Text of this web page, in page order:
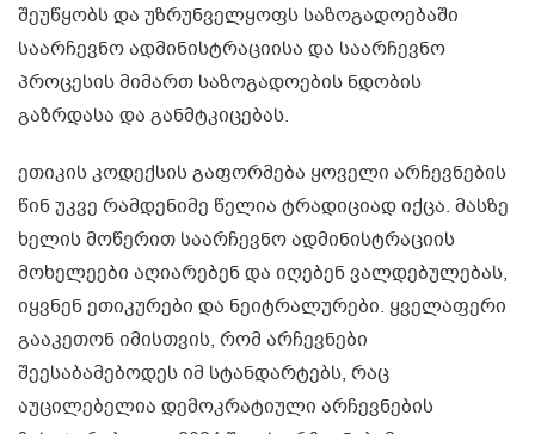
შეუწყობს და უზრუნველყოფს საზოგადოებაში
საარჩევნო ადმინისტრაციისა და საარჩევნო
პროცესის მიმართ საზოგადოების ნდობის
გაზრდასა და განმტკიცებას.
ეთიკის კოდექსის გაფორმება ყოველი არჩევნების
წინ უკვე რამდენიმე წელია ტრადიციად იქცა. მასზე
ხელის მოწერით საარჩევნო ადმინისტრაციის
მოხელეები აღიარებენ და იღებენ ვალდებულებას,
იყვნენ ეთიკურები და ნეიტრალურები. ყველაფერი
გააკეთონ იმისთვის, რომ არჩევნები
შეესაბამებოდეს იმ სტანდარტებს, რაც
აუცილებელია დემოკრატიული არჩევნების